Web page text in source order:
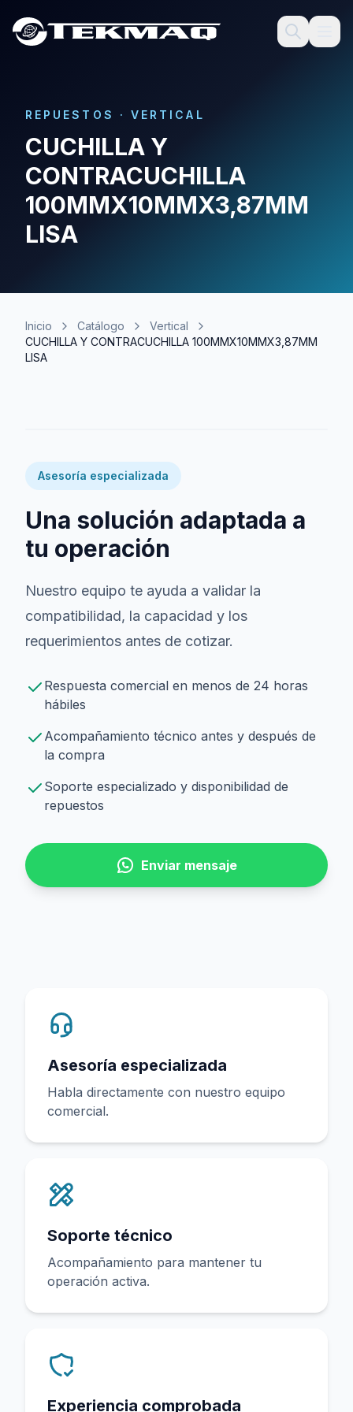
REPUESTOS · VERTICAL
CUCHILLA Y
CONTRACUCHILLA
100MMX10MMX3,87MM
LISA
Inicio Catálogo
Vertical
CUCHILLA Y CONTRACUCHILLA 100MMX10MMX3,87MM
LISA
Asesoría especializada
Una solución adaptada a
tu operación
Nuestro equipo te ayuda a validar la
compatibilidad, la capacidad y los
requerimientos antes de cotizar.
Respuesta comercial en menos de 24 horas
hábiles
Acompañamiento técnico antes y después de
la compra
Soporte especializado y disponibilidad de
repuestos
Enviar mensaje
Asesoría especializada
Habla directamente con nuestro equipo
comercial.
Soporte técnico
Acompañamiento para mantener tu
operación activa.
Experiencia comprobada